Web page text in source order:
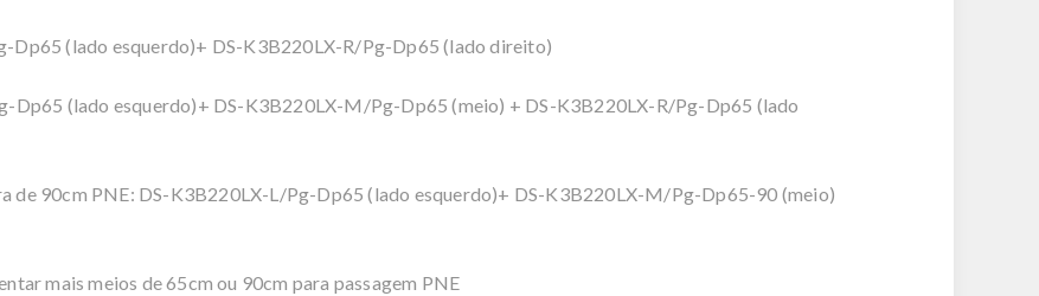
Dp65 (lado esquerdo)+ DS-K3B220LX-R/Pg-Dp65 (lado direito)
Dp65 (lado esquerdo)+ DS-K3B220LX-M/Pg-Dp65 (meio) + DS-K3B220LX-R/Pg-Dp65 (lado
de 90cm PNE: DS-K3B220LX-L/Pg-Dp65 (lado esquerdo)+ DS-K3B220LX-M/Pg-Dp65-90 (meio)
mais meios de 65cm ou 90cm para passagem PNE